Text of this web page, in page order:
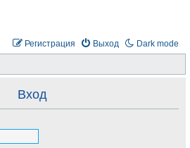
Dark mode
Выход
Регистрация
Вход